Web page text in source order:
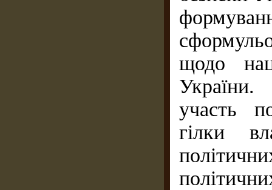
щодо
України.
участь
гілки